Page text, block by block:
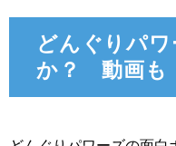
どんぐりパ
か？ 動画も